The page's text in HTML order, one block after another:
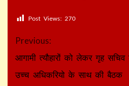
Post Views: 270
Continue
Reading
Previous:
आगामी त्यौहारों को लेकर गृह
उच्च अधिकरियो के साथ की बैठक